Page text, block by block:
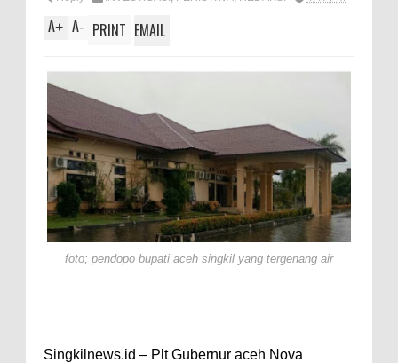
A+ A- PRINT EMAIL
foto; pendopo bupati aceh singkil yang tergenang air
Singkilnews.id – Plt Gubernur aceh Nova